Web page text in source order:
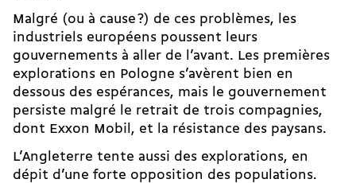
Malgré (ou à cause ?) de ces problèmes, les
industriels européens poussent leurs
gouvernements à aller de l’avant. Les premières
explorations en Pologne s’avèrent bien en
dessous des espérances, mais le gouvernement
persiste malgré le retrait de trois compagnies,
dont Exxon Mobil, et la résistance des paysans.
L’Angleterre tente aussi des explorations, en
dépit d’une forte opposition des populations.